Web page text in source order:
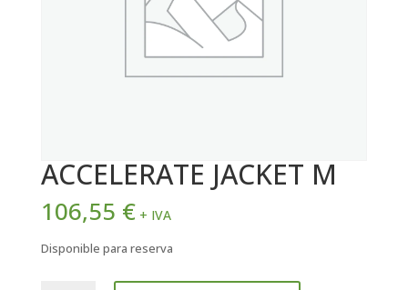
ACCELERATE JACKET M
106,55 € + IVA
Disponible para reserva